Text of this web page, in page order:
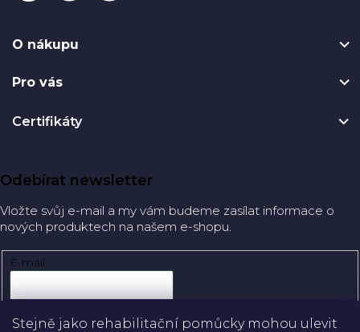
Stejně jako rehabilitační pomůcky mohou ulevit
O nákupu
Pro vás
Certifikáty
Odebírat newsletter
Vložte svůj e-mail a my vám budeme zasílat informace o
nových produktech na našem e-shopu.
E-mail
Přihlásit se